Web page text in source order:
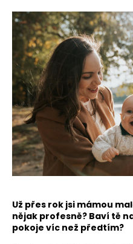
Už přes rok jsi mámou
nějak profesně? Baví tě
pokoje víc než předtím?
e
e
n
a
j
í
t
?